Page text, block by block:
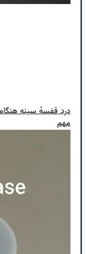
درد قفسهٔ سینه
مهم